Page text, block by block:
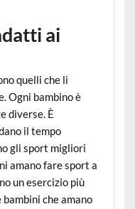
ai
quelli che li
Ogni bambino è
diverse. È
il tempo
gli sport migliori
amano fare sport a
un esercizio più
che amano